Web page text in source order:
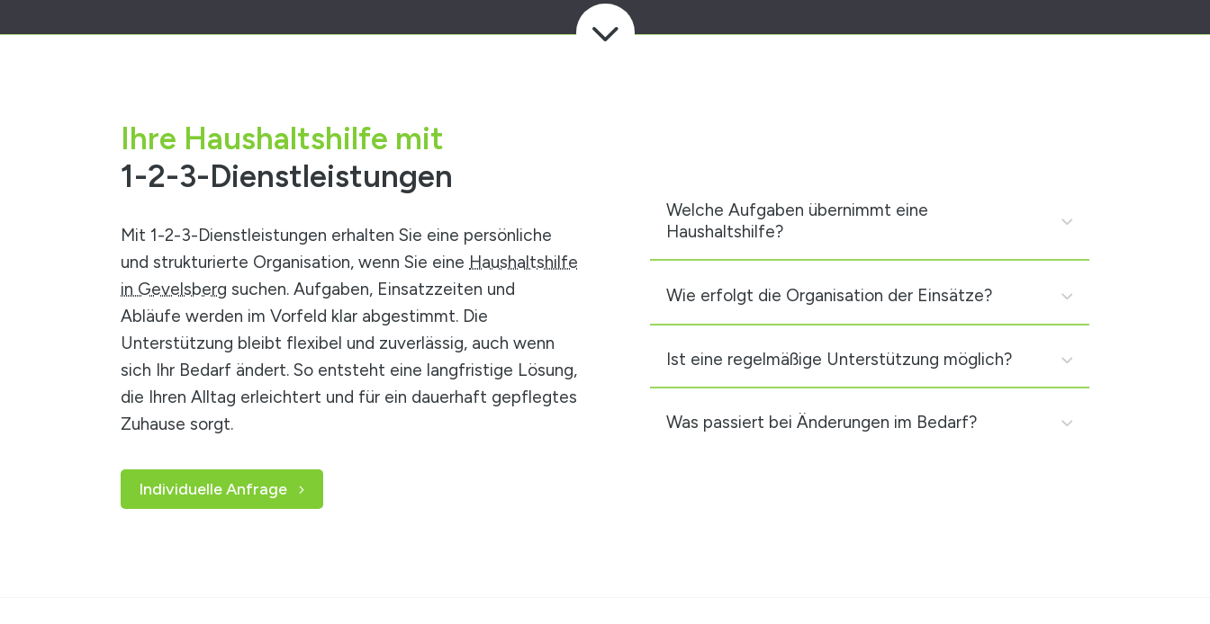
3
Ihre Haushaltshilfe mit
1-2-3-Dienstleistungen
Mit 1-2-3-Dienstleistungen erhalten Sie eine persönliche
und strukturierte Organisation, wenn Sie eine Haushaltshilfe
in Gevelsberg suchen. Aufgaben, Einsatzzeiten und
Abläufe werden im Vorfeld klar abgestimmt. Die
Unterstützung bleibt flexibel und zuverlässig, auch wenn
sich Ihr Bedarf ändert. So entsteht eine langfristige Lösung,
die Ihren Alltag erleichtert und für ein dauerhaft gepflegtes
Zuhause sorgt.
Individuelle Anfrage
Welche Aufgaben übernimmt eine
Haushaltshilfe?
Wie erfolgt die Organisation der Einsätze?
Ist eine regelmäßige Unterstützung möglich?
Was passiert bei Änderungen im Bedarf?